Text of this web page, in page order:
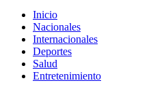
Inicio
Nacionales
Internacionales
Deportes
Salud
Entretenimiento